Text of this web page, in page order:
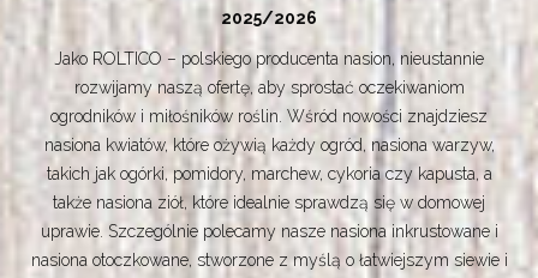
2025/2026
Jako ROLTICO – polskiego producenta nasion, nieustannie
rozwijamy naszą ofertę, aby sprostać oczekiwaniom
ogrodników i miłośników roślin. Wśród nowości znajdziesz
nasiona kwiatów, które ożywią każdy ogród, nasiona warzyw,
takich jak ogórki, pomidory, marchew, cykoria czy kapusta, a
także nasiona ziół, które idealnie sprawdzą się w domowej
uprawie. Szczególnie polecamy nasze nasiona inkrustowane i
nasiona otoczkowane, stworzone z myślą o łatwiejszym siewie i